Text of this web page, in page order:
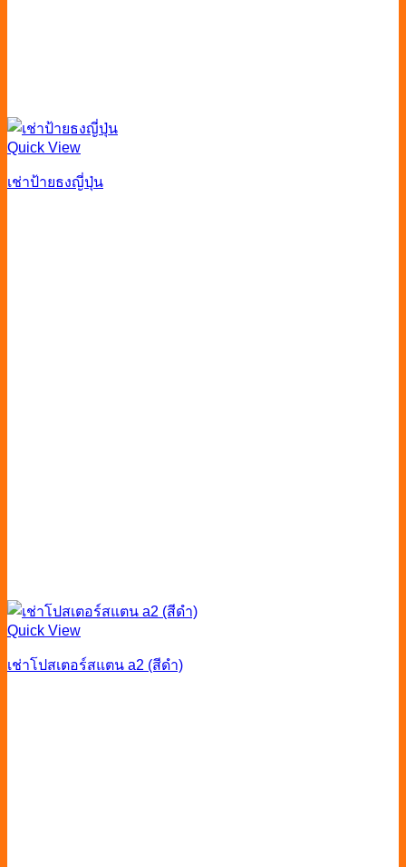
Quick View
เช่าป้ายธงญี่ปุ่น
Quick View
เช่าโปสเตอร์สแตน a2 (สีดำ)